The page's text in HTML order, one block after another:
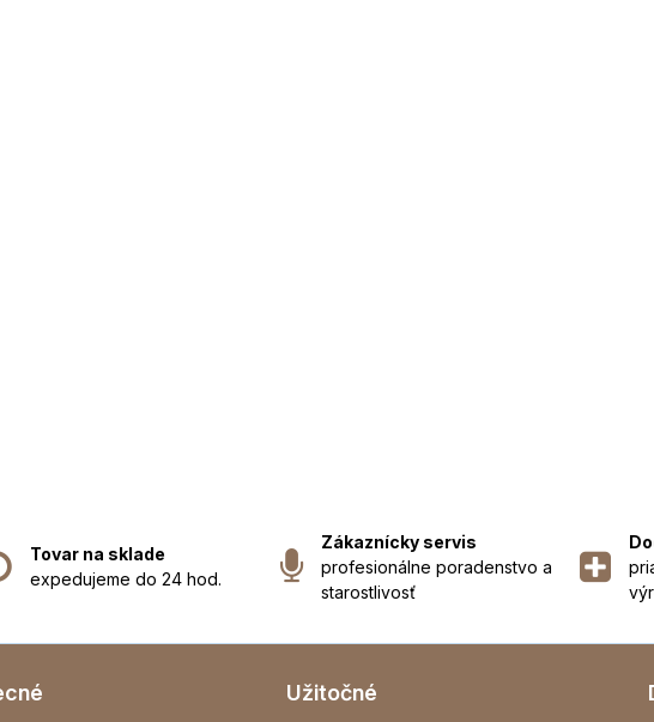
Tovar na sklade
expedujeme do 24 hod.
Zákaznícky servis
profesionálne poradenstvo a
starostlivosť
Užitočné